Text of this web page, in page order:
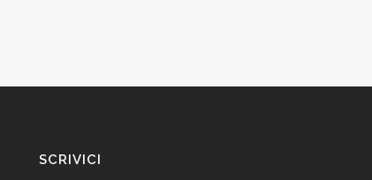
SCRIVICI